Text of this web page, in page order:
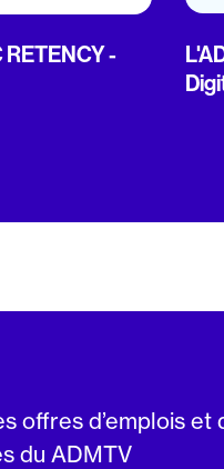
RETENCY -
offres d’emplois et
du ADMTV